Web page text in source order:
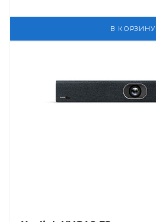
В КОРЗИНУ